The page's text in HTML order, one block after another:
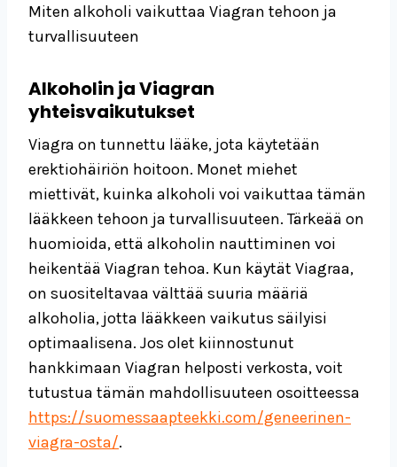
Miten alkoholi vaikuttaa Viagran tehoon ja
turvallisuuteen
Alkoholin ja Viagran
yhteisvaikutukset
Viagra on tunnettu lääke, jota käytetään
erektiohäiriön hoitoon. Monet miehet
miettivät, kuinka alkoholi voi vaikuttaa tämän
lääkkeen tehoon ja turvallisuuteen. Tärkeää on
huomioida, että alkoholin nauttiminen voi
heikentää Viagran tehoa. Kun käytät Viagraa,
on suositeltavaa välttää suuria määriä
alkoholia, jotta lääkkeen vaikutus säilyisi
optimaalisena. Jos olet kiinnostunut
hankkimaan Viagran helposti verkosta, voit
tutustua tämän mahdollisuuteen osoitteessa
https://suomessaapteekki.com/geneerinen-
viagra-osta/.